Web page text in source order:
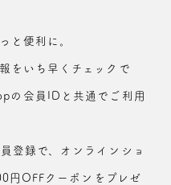
と便利に。
をいち早くチェックで
の会員IDと共通でご利用
登録で、オンラインショ
円OFFクーポンをプレゼ